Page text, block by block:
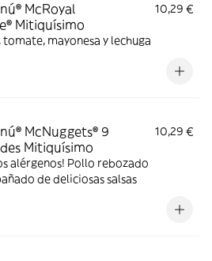
McRoyal
Mitiquísimo
10,29 €
tomate, mayonesa y lechuga
McNuggets® 9
Mitiquísimo
10,29 €
alérgenos! Pollo rebozado
de deliciosas salsas